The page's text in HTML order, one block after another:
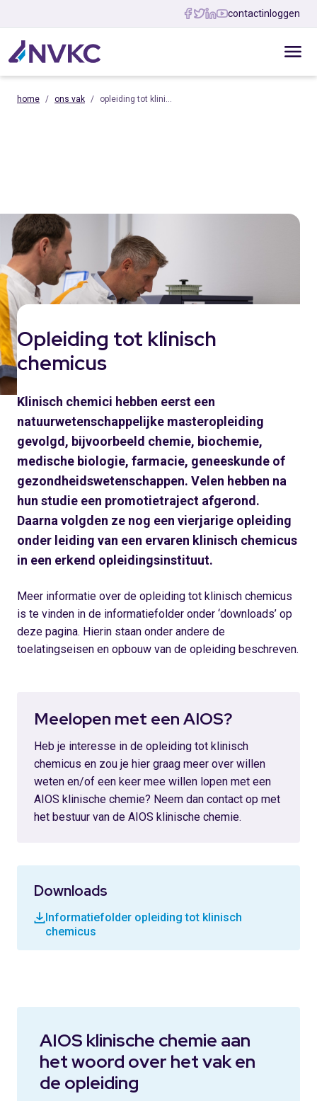
contactinloggen
home ons vak opleiding tot klini…
Opleiding tot klinisch
chemicus
Klinisch chemici hebben eerst een
natuurwetenschappelijke masteropleiding
gevolgd, bijvoorbeeld chemie, biochemie,
medische biologie, farmacie, geneeskunde of
gezondheidswetenschappen. Velen hebben na
hun studie een promotietraject afgerond.
Daarna volgden ze nog een vierjarige opleiding
onder leiding van een ervaren klinisch chemicus
in een erkend opleidingsinstituut.
Meer informatie over de opleiding tot klinisch chemicus
is te vinden in de informatiefolder onder ‘downloads’ op
deze pagina. Hierin staan onder andere de
toelatingseisen en opbouw van de opleiding beschreven.
Meelopen met een AIOS?
Heb je interesse in de opleiding tot klinisch
chemicus en zou je hier graag meer over willen
weten en/of een keer mee willen lopen met een
AIOS klinische chemie? Neem dan contact op met
het bestuur van de AIOS klinische chemie.
Downloads
Informatiefolder opleiding tot klinisch
chemicus
AIOS klinische chemie aan
het woord over het vak en
de opleiding